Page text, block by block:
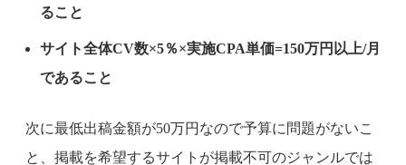
ること
サイト全体CV数×5％×実施CPA単価=150万円以上/月
であること
次に最低出稿金額が50万円なので予算に問題がないこ
と、掲載を希望するサイトが掲載不可のジャンルでは